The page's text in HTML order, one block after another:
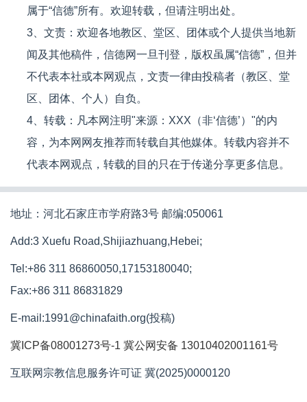
属于“信德”所有。欢迎转载，但请注明出处。
3、文责：欢迎各地教区、堂区、团体或个人提供当地新
闻及其他稿件，信德网一旦刊登，版权虽属“信德”，但并
不代表本社或本网观点，文责一律由投稿者（教区、堂
区、团体、个人）自负。
4、转载：凡本网注明"来源：XXX（非‘信德’）"的内
容，为本网网友推荐而转载自其他媒体。转载内容并不
代表本网观点，转载的目的只在于传递分享更多信息。
地址：河北石家庄市学府路3号 邮编:050061
Add:3 Xuefu Road,Shijiazhuang,Hebei;
Tel:+86 311 86860050,17153180040;
Fax:+86 311 86831829
E-mail:1991@chinafaith.org(投稿)
冀ICP备08001273号-1 冀公网安备 13010402001161号
互联网宗教信息服务许可证 冀(2025)0000120